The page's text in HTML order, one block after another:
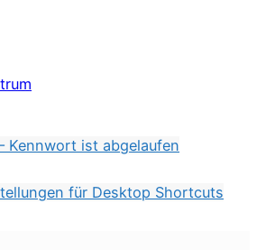
Kennwort ist abgelaufen
für Desktop Shortcuts